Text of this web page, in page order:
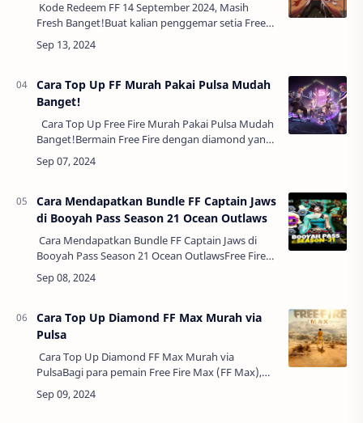
Kode Redeem FF 14 September 2024, Masih
Fresh Banget!Buat kalian penggemar setia Free
Fire, ada kabar gembira! Hari ini, kode redeem
Free Fire terbaru telah hadir untuk tangg…
Cara Top Up FF Murah Pakai Pulsa Mudah
Banget!
Cara Top Up Free Fire Murah Pakai Pulsa Mudah
Banget!Bermain Free Fire dengan diamond yang
cukup adalah keinginan semua pemain. Namun,
terkadang harga diamond bisa menj…
Cara Mendapatkan Bundle FF Captain Jaws
di Booyah Pass Season 21 Ocean Outlaws
Cara Mendapatkan Bundle FF Captain Jaws di
Booyah Pass Season 21 Ocean OutlawsFree Fire
(FF) kembali memanjakan para pemainnya
dengan hadirnya Bundle Captain Jaws di Booyah
Cara Top Up Diamond FF Max Murah via
Pulsa
Cara Top Up Diamond FF Max Murah via
PulsaBagi para pemain Free Fire Max (FF Max),
memiliki diamond adalah salah satu kebutuhan
penting untuk menikmati berbagai fitur